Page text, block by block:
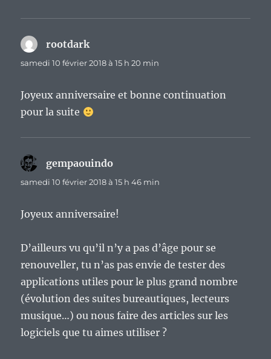
rootdarkdit :
samedi 10 février 2018 à 15 h 20 min
Joyeux anniversaire et bonne continuation
pour la suite
gempaouindo
samedi 10 février 2018 à 15 h 46 min
Joyeux anniversaire!
D’ailleurs vu qu’il n’y a pas d’âge pour se
renouveller, tu n’as pas envie de tester des
applications utiles pour le plus grand nombre
(évolution des suites bureautiques, lecteurs
musique…) ou nous faire des articles sur les
logiciels que tu aimes utiliser ?